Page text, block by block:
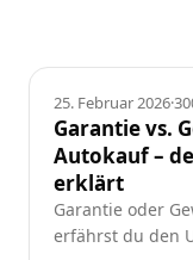
Ratgeber
25. Februar 2026·
Garantie vs.
Autokauf –
erklärt
Garantie oder
erfährst du den